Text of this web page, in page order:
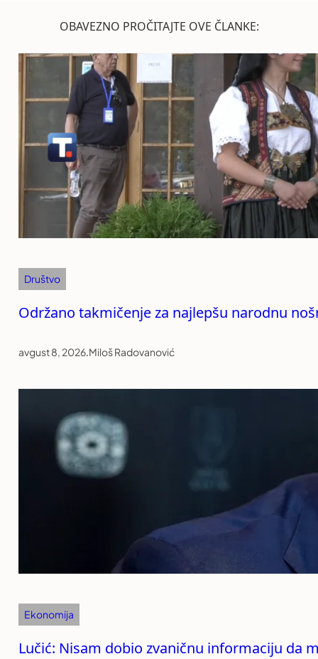
OBAVEZNO PROČITAJTE OVE ČLANKE:
Društvo
Održano takmičenje za najlepšu narodnu
avgust 8, 2026.Miloš Radovanović
Ekonomija
Lučić: Nisam dobio zvaničnu informaciju da